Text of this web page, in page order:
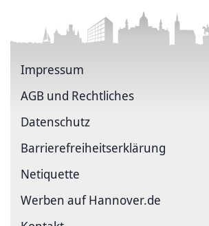
Impressum
AGB und Rechtliches
Datenschutz
Barriere­freiheits­erklärung
Netiquette
Werben auf Hannover.de